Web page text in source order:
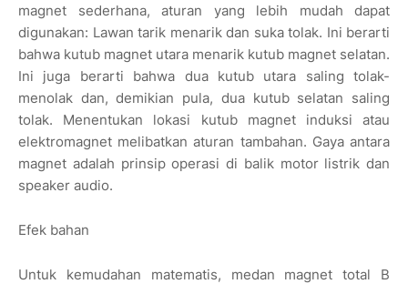
magnet sederhana, aturan yang lebih mudah dapat
digunakan: Lawan tarik menarik dan suka tolak. Ini berarti
bahwa kutub magnet utara menarik kutub magnet selatan.
Ini juga berarti bahwa dua kutub utara saling tolak-
menolak dan, demikian pula, dua kutub selatan saling
tolak. Menentukan lokasi kutub magnet induksi atau
elektromagnet melibatkan aturan tambahan. Gaya antara
magnet adalah prinsip operasi di balik motor listrik dan
speaker audio.
Efek bahan
Untuk kemudahan matematis, medan magnet total B